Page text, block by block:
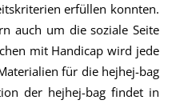
erfüllen konnten.
auch um die soziale Seite
mit Handicap wird jede
für die hejhej-bag
der hejhej-bag findet in